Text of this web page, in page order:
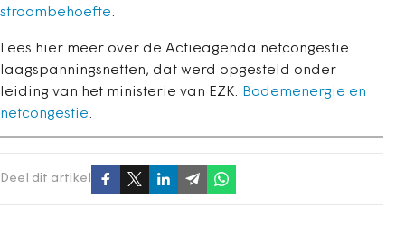
stroombehoefte.
Lees hier meer over de Actieagenda netcongestie
laagspanningsnetten, dat werd opgesteld onder
leiding van het ministerie van EZK: Bodemenergie en
netcongestie.
Deel dit artikel